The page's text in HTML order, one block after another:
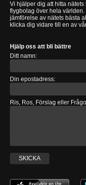
Vi hjälper dig att hitta
flygbolag över hela
jämförelse av nätets bästa
klicka dig vidare till en av
Hjälp oss att bli bättre
Ditt namn:
Din epostadress:
Ris, Ros, Förslag eller
SKICKA